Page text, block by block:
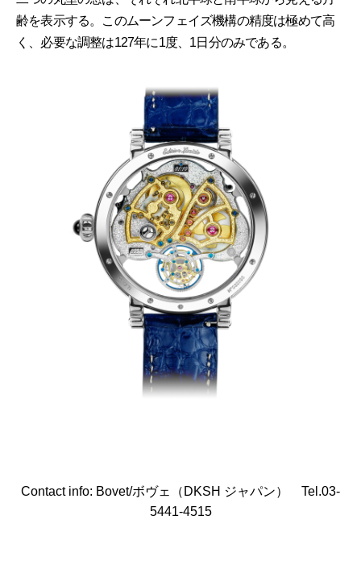
齢を表示する。このムーンフェイズ機構の精度は極めて高
く、必要な調整は127年に1度、1日分のみである。
Contact info: Bovet/ボヴェ（DKSH ジャパン） Tel.03-
5441‐4515